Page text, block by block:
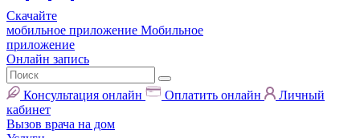
Скачайте
мобильное приложение Мобильное
приложение
Онлайн запись
Консультация онлайн Оплатить онлайн
Личный
кабинет
Вызов врача на дом